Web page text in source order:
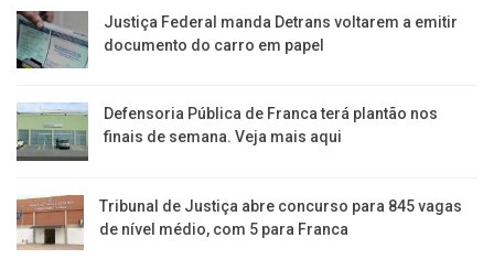
Justiça Federal manda Detrans voltarem a emitir
documento do carro em papel
Defensoria Pública de Franca terá plantão nos
finais de semana. Veja mais aqui
Tribunal de Justiça abre concurso para 845 vagas
de nível médio, com 5 para Franca